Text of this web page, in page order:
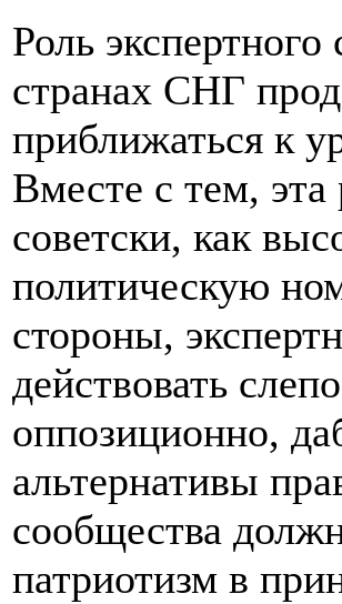
Роль
странах СНГ
приближаться к
Вместе с тем,
советски, как
политическую
стороны,
действовать
оппозиционно,
альтернативы
сообщества
патриотизм в